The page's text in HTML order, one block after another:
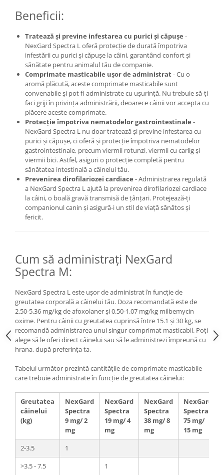
Beneficii:
Tratează și previne infestarea cu purici și căpușe -
NexGard Spectra L oferă protecție de durată împotriva
infestării cu purici și căpușe la câini, garantând confort și
sănătate pentru animalul tău de companie.
Comprimate masticabile ușor de administrat- Cu o
aromă plăcută, aceste comprimate masticabile sunt
convenabile și pot fi administrate cu ușurință. Nu trebuie să-ți
faci griji în privința administrării, deoarece câinii vor accepta cu
plăcere aceste comprimate.
Protecție împotriva nematodelor gastrointestinale -
NexGard Spectra L nu doar tratează și previne infestarea cu
purici și căpușe, ci oferă și protecție împotriva nematodelor
gastrointestinale, precum viermii rotunzi, viermii cu carlig și
viermii bici. Astfel, asiguri o protecție completă pentru
sănătatea intestinală a câinelui tău.
Prevenirea dirofilariozei cardiace - Administrarea regulată
a NexGard Spectra L ajută la prevenirea dirofilariozei cardiace
la câini, o boală gravă transmisă de țânțari. Protejează-ți
companionul canin și asigură-i un stil de viață sănătos și
fericit.
Cum să administrați NexGard
Spectra M:
NexGard Spectra L este ușor de administrat în funcție de
greutatea corporală a câinelui tău. Doza recomandată este de
2.50-5.36 mg/kg de afoxolaner și 0.50-1.07 mg/kg milbemycin
oxime. Pentru câinii cu greutatea cuprinsă între 15.1 și 30 kg, se
recomandă administrarea unui singur comprimat masticabil. Poți
alege să le oferi direct câinelui sau să le administrezi împreună cu
hrana, după preferința ta.
Tabelul următor prezintă cantitățile de comprimate masticabile
care trebuie administrate în funcție de greutatea câinelui:
Greutatea
câinelui
(kg)
NexGard
Spectra
9 mg/ 2
mg
NexGard
Spectra
19 mg/ 4
mg
NexGard
Spectra
38 mg/ 8
mg
NexGard
Spectra
75 mg/
15 mg
2-3.5
1
>3.5 - 7.5
1